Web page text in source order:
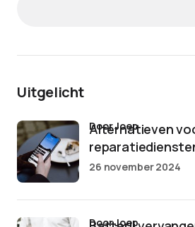
Uitgelicht
Alternatieven
door Joep
26 november 2024
door Joep